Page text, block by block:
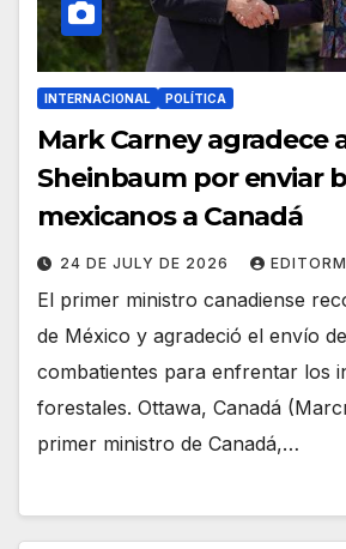
INTERNACIONAL POLÍTICA
Mark Carney agradece
Sheinbaum por enviar
mexicanos a Canadá
24 DE JULY DE 2026
El primer ministro canadiense
de México y agradeció el envío
combatientes para enfrentar los
forestales. Ottawa, Canadá
primer ministro de Canadá,…